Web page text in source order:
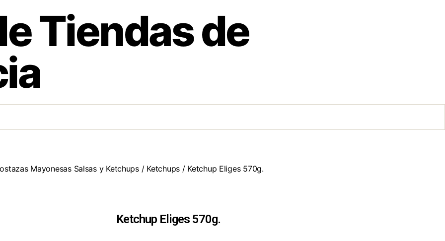
Tiendas de
Mayonesas Salsas y Ketchups/ Ketchups/ Ketchup Eliges 570g.
Ketchup Eliges 570g.